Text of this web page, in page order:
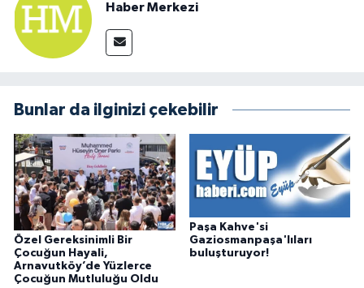
Haber Merkezi
Bunlar da ilginizi çekebilir
Özel Gereksinimli Bir
Çocuğun Hayali,
Arnavutköy’de Yüzlerce
Çocuğun Mutluluğu Oldu
Paşa Kahve'si
Gaziosmanpaşa'lıları
buluşturuyor!